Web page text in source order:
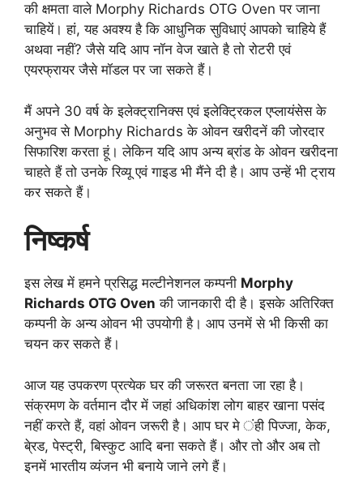
की क्षमता वाले Morphy Richards OTG Oven पर जाना
चाहियें। हां, यह अवश्य है कि आधुनिक सुविधाएं आपको चाहिये हैं
अथवा नहीं? जैसे यदि आप नॉन वेज खाते है तो रोटरी एवं
एयरफ्रायर जैसे मॉडल पर जा सकते हैं।
मैं अपने 30 वर्ष के इलेक्ट्रानिक्स एवं इलेक्ट्रिकल एप्लायंसेस के
अनुभव से Morphy Richards के ओवन खरीदनें की जोरदार
सिफारिश करता हूं। लेकिन यदि आप अन्य ब्रांड के ओवन खरीदना
चाहते हैं तो उनके रिव्यू एवं गाइड भी मैंने दी है। आप उन्हें भी ट्राय
कर सकते हैं।
निष्कर्ष
इस लेख में हमने प्रसिद्ध मल्टीनेशनल कम्पनी Morphy
Richards OTG Oven की जानकारी दी है। इसके अतिरिक्त
कम्पनी के अन्य ओवन भी उपयोगी है। आप उनमें से भी किसी का
चयन कर सकते हैं।
आज यह उपकरण प्रत्येक घर की जरूरत बनता जा रहा है।
संक्रमण के वर्तमान दौर में जहां अधिकांश लोग बाहर खाना पसंद
नहीं करते हैं, वहां ओवन जरूरी है। आप घर मे ंही पिज्जा, केक,
बे्रड, पेस्ट्री, बिस्कुट आदि बना सकते हैं। और तो और अब तो
इनमें भारतीय व्यंजन भी बनाये जाने लगे हैं।